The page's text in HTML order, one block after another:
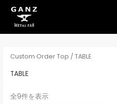
Custom Order Top / TABLE
TABLE
全9件を表示